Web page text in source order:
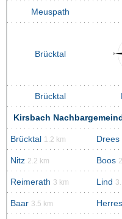
Meuspath
Brücktal
Brücktal
Kirsbach
Brücktal 1.2 km Drees
Nitz 2.2 km Boos
Reimerath 3 km Lind
Baar 3.5 km